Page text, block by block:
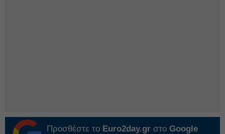
Προσθέστε το Euro2day.gr στο Google